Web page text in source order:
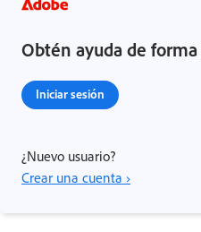
Obtén ayuda de
Iniciar sesión
¿Nuevo usuario?
Crear una cuenta ›